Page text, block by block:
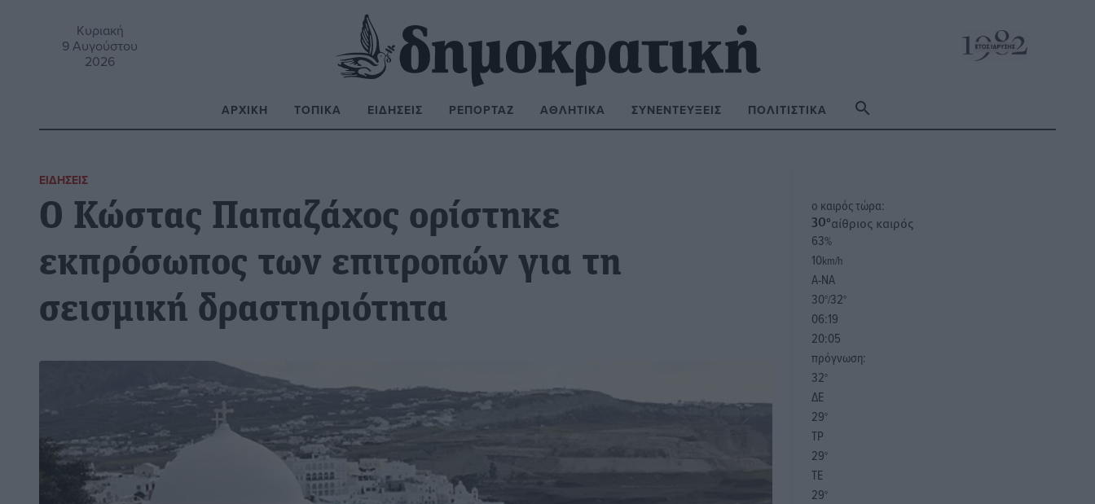
Κυριακή
9 Αυγούστου
2026
ΑΡΧΙΚΉ ΤΟΠΙΚΆ ΕΙΔΉΣΕΙΣ ΡΕΠΟΡΤΆΖ ΑΘΛΗΤΙΚΆ ΣΥΝΕΝΤΕΎΞΕΙΣ ΠΟΛΙΤΙΣΤΙΚΆ
ΕΙΔΉΣΕΙΣ
Ο Κώστας Παπαζάχος ορίστηκε
εκπρόσωπος των επιτροπών για τη
σεισμική δραστηριότητα
o καιρός τώρα:
30°αίθριος καιρός
63%
10km/h
Α-ΝΑ
30°/32°
06:19
20:05
πρόγνωση:
32°
ΔΕ
29°
ΤΡ
29°
ΤΕ
29°